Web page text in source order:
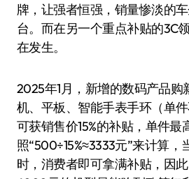
牌，让强者恒强，销量惨淡的
台。而在另一个重点补贴的3C
在发生。
2025年1月，新增的数码产品
机、平板、智能手表手环（单
可获销售价15%的补贴，单件
照“500÷15%≈3333元”来计算
时，消费者即可拿满补贴，因